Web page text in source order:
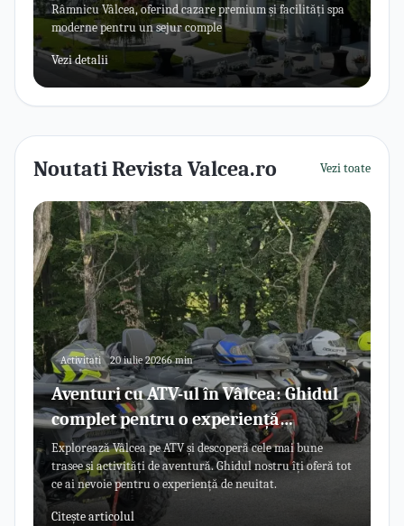
Râmnicu Vâlcea, oferind cazare premium și facilități spa
moderne pentru un sejur comple
Vezi detalii
Noutati Revista Valcea.ro Vezi toate
Activitati 20 iulie 20266 min
Aventuri cu ATV-ul în Vâlcea: Ghidul
complet pentru o experiență
memorabilă
Explorează Vâlcea pe ATV și descoperă cele mai bune
trasee și activități de aventură. Ghidul nostru îți oferă tot
ce ai nevoie pentru o experiență de neuitat.
Citește articolul